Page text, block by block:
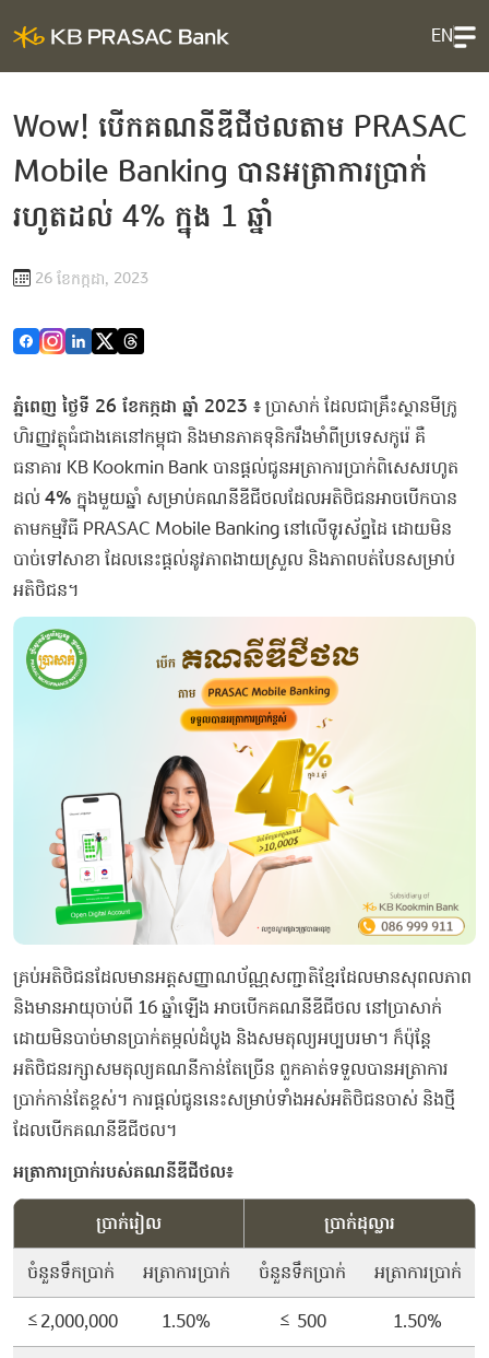
EN
W​o​w​! ​បើក​គណនី​ឌី​ជី​ថ​លតា​ម​ ​P​R​A​SAC​ ​
Mobile​ ​Banking​ ​បាន​អត្រា​ការប្រាក់​
រហូតដល់​ 4% ​ក្នុង​ 1 ​ឆ្នាំ
26 ខែ​កក្កដា, 2023
​ភ្នំពេញ​ ​ថ្ងៃ​ទី​ 26 ​ខែ​កក្កដា​ ​ឆ្នាំ​ 2023 ​៖​ ​ប្រា​សាក់​ ​ដែល​ជា​គ្រឹះស្ថាន​មីក្រូ​
ហិរញ្ញវត្ថុ​ធំ​ជាងគេ​នៅ​កម្ពុជា​ ​និង​មាន​ភាគ​ទុនិ​ក​រឹង​មាំ​ពី​ប្រទេស​កូរ៉េ​ ​គឺ​ ​
ធនាគារ​ KB Kook​m​in​ ​Bank​ ​បាន​ផ្តល់​ជូន​អត្រា​ការប្រាក់​ពិសេស​រហូត
ដល់​4% ​ក្នុង​មួយ​ឆ្នាំ​ ​សម្រាប់​គណនី​ឌី​ជី​ថល​ដែល​អតិថិជន​អាច​បើក​បាន​
តាម​កម្មវិធី​ ​P​R​A​SAC​ ​Mobile​ ​Banking​ ​នៅ​លើ​ទូរស័ព្ទ​ដៃ​ ​ដោយ​មិន
បាច់​ទៅ​សាខា​ ​ដែល​នេះ​ផ្ដល់​នូវ​ភាព​ងាយស្រួល​ ​និង​ភាព​បត់បែន​សម្រាប់​
អតិថិជន​។​
​គ្រប់​អតិថិជន​ដែល​មាន​អត្តសញ្ញាណប័ណ្ណ​សញ្ជាតិ​ខ្មែរ​ដែល​មាន​សុពលភាព​ ​
និង​មាន​អាយុ​ចាប់ពី​ 16 ​ឆ្នាំ​ឡើង​ ​អាច​បើក​គណនី​ឌី​ជី​ថល​ ​នៅ​ប្រា​សាក់​ ​
ដោយ​មិនបាច់​មាន​ប្រាក់​តម្កល់​ដំបូង​ ​និង​សមតុល្យ​អប្បបរមា​។​ ​ក៏ប៉ុន្តែ​ ​
អតិថិជន​រក្សា​សមតុល្យ​គណនី​កាន់តែ​ច្រើន​ ​ពួកគាត់​ទទួល​បាន​អត្រា​ការ
ប្រាក់​កាន់តែ​ខ្ពស់​។​ ​ការ​ផ្ដល់​ជូន​នេះ​សម្រាប់​ទាំងអស់​អតិថិជន​ចាស់​ ​និង​ថ្មី​
ដែល​បើក​គណនី​ឌី​ជី​ថល​។​
​អត្រាការប្រាក់របស់គណនីឌីជីថល៖
ប្រាក់រៀល ប្រាក់ដុល្លារ
ចំនួនទឹកប្រាក់ អត្រាការប្រាក់ ចំនួនទឹកប្រាក់ អត្រាការប្រាក់
≤2,000,000 1.50% ≤ 500 1.50%